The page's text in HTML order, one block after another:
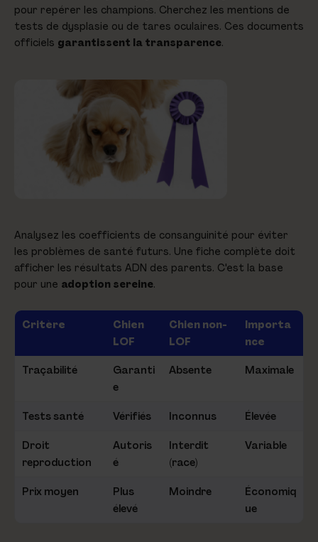
pour repérer les champions. Cherchez les mentions de
tests de dysplasie ou de tares oculaires. Ces documents
officiels garantissent la transparence.
Analysez les coefficients de consanguinité pour éviter
les problèmes de santé futurs. Une fiche complète doit
afficher les résultats ADN des parents. C'est la base
pour une adoption sereine.
Critère
Chien
LOF
Chien non-
LOF
Importa
nce
Traçabilité
Garanti
e
Absente Maximale
Tests santé Vérifiés Inconnus Élevée
Droit
reproduction
Autoris
é
Interdit
(race)
Variable
Prix moyen
Plus
élevé
Moindre
Économiq
ue